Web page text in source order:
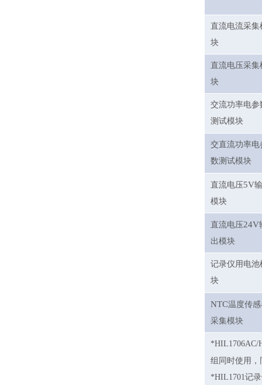
直流电流采集
块
直流电压采集
块
交流功率电参
测试模块
交直流功率电
数测试模块
直流电压5V
模块
直流电压24V
出模块
记录仪用电池
块
NTC温度传
采集模块
*HIL1706AC/
组同时使用
*HIL1701记